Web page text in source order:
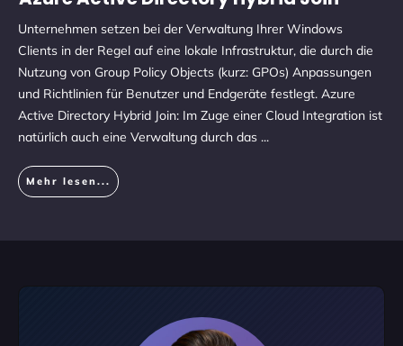
Unternehmen setzen bei der Verwaltung Ihrer Windows
Clients in der Regel auf eine lokale Infrastruktur, die durch die
Nutzung von Group Policy Objects (kurz: GPOs) Anpassungen
und Richtlinien für Benutzer und Endgeräte festlegt. Azure
Active Directory Hybrid Join: Im Zuge einer Cloud Integration ist
natürlich auch eine Verwaltung durch das ...
Mehr lesen...